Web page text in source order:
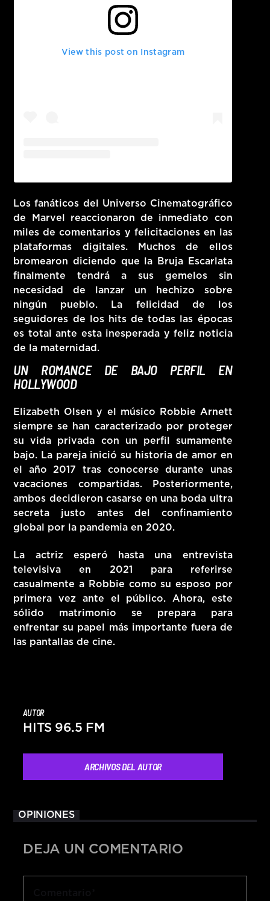
View this post on Instagram
Los fanáticos del Universo Cinematográfico
de Marvel reaccionaron de inmediato con
miles de comentarios y felicitaciones en las
plataformas digitales. Muchos de ellos
bromearon diciendo que la Bruja Escarlata
finalmente tendrá a sus gemelos sin
necesidad de lanzar un hechizo sobre
ningún pueblo. La felicidad de los
seguidores de los hits de todas las épocas
es total ante esta inesperada y feliz noticia
de la maternidad.
UN ROMANCE DE BAJO PERFIL EN
HOLLYWOOD
Elizabeth Olsen y el músico
Robbie Arnett
siempre se han caracterizado por proteger
su vida privada con un perfil sumamente
bajo. La pareja inició su historia de amor en
el año 2017 tras conocerse durante unas
vacaciones compartidas. Posteriormente,
ambos decidieron casarse en una boda ultra
secreta justo antes del confinamiento
global por la pandemia en 2020.
La actriz esperó hasta una entrevista
televisiva en 2021 para referirse
casualmente a Robbie como su esposo por
primera vez ante el público. Ahora, este
sólido matrimonio se prepara para
enfrentar su papel más importante fuera de
las pantallas de cine.
AUTOR
HITS 96.5 FM
ARCHIVOS DEL AUTOR
OPINIONES
DEJA UN COMENTARIO